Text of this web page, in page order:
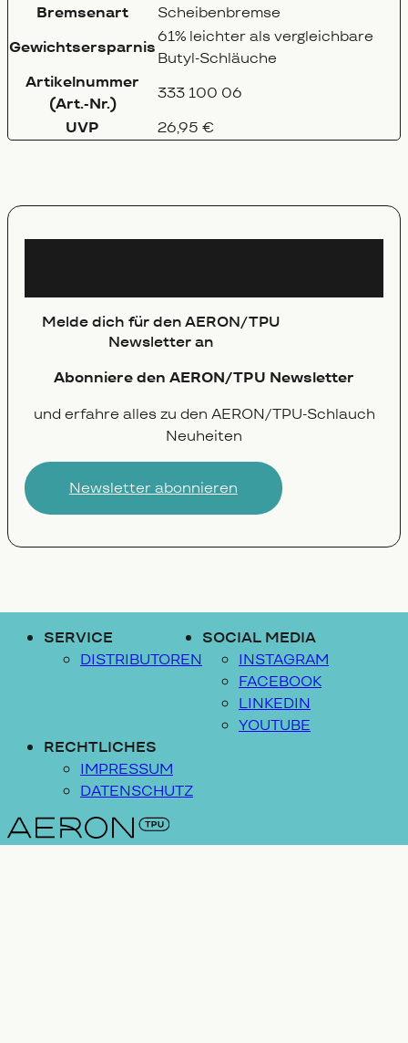
Bremsenart
Scheibenbremse
Gewichtsersparnis
61% leichter als vergleichbare
Butyl-Schläuche
Artikelnummer
(Art.-Nr.)
333 100 06
UVP
26,95 €
Melde dich für den AERON/TPU
Newsletter an
Abonniere den AERON/TPU Newsletter
und erfahre alles zu den AERON/TPU-Schlauch
Neuheiten
Newsletter abonnieren
SERVICE
DISTRIBUTOREN
SOCIAL MEDIA
INSTAGRAM
FACEBOOK
LINKEDIN
YOUTUBE
RECHTLICHES
IMPRESSUM
DATENSCHUTZ